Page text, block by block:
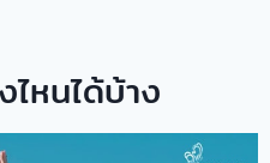
หนได้บ้าง